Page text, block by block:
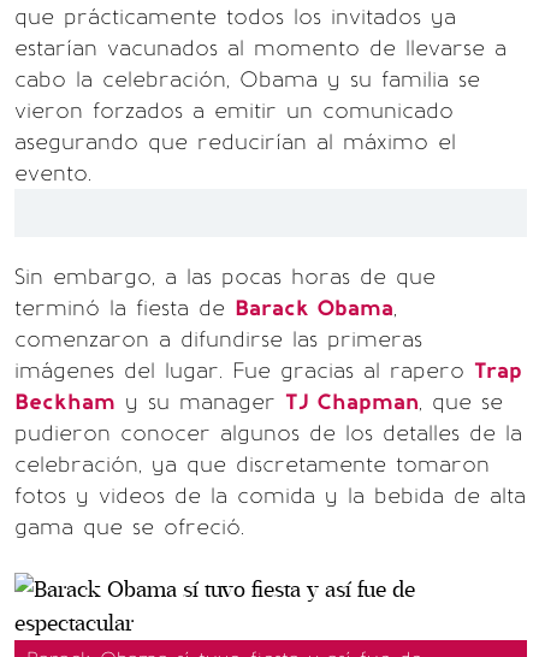
que prácticamente todos los invitados ya
estarían vacunados al momento de llevarse a
cabo la celebración, Obama y su familia se
vieron forzados a emitir un comunicado
asegurando que reducirían al máximo el
evento.
Sin embargo, a las pocas horas de que
terminó la fiesta de Barack Obama,
comenzaron a difundirse las primeras
imágenes del lugar. Fue gracias al rapero Trap
Beckham y su manager TJ Chapman, que se
pudieron conocer algunos de los detalles de la
celebración, ya que discretamente tomaron
fotos y videos de la comida y la bebida de alta
gama que se ofreció.